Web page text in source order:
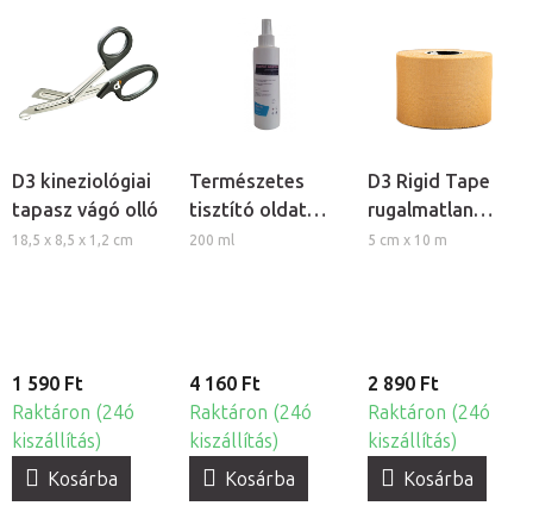
D3 kineziológiai
tapasz vágó olló
18,5 x 8,5 x 1,2 cm
1 590 Ft
Raktáron (24ó
kiszállítás)
Kosárba
Természetes
tisztító oldat
kineziológiai
200 ml
4 160 Ft
Raktáron (24ó
kiszállítás)
Kosárba
D3 Rigid Tape
rugalmatlan
tapasz, 5cm
5 cm x 10 m
2 890 Ft
Raktáron (24ó
kiszállítás)
Kosárba